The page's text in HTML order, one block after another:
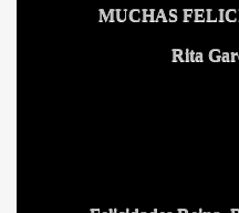
MUCHAS
Rita